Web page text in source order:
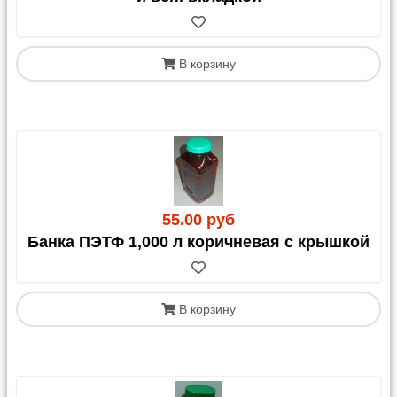
1 250 руб. + тариф за
Газель:от 1 700,00 руб. в пределах МКАД
(окончательная цена зависит от объема груза).
Выезд за МКАД:40,00 руб./км от МКАД.
Выгрузка: 300,00 руб.
Подъем на этаж: 300,00 руб./этаж за каждые 20
2. Доставка через
транспортные компании (ТК)
Мы доставляем ваш заказ до терминала
дополнительные услуги напрямую транспортной
В корзину
55.00 руб
Банка ПЭТФ 1,000 л коричневая с крышкой
В корзину